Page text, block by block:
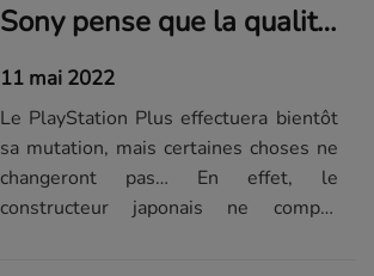
Sony pense que la qualité de ses jeux diminuerait en suivant le modèle du Xbox Game Pass
11 mai 2022
Le PlayStation Plus effectuera bientôt
sa mutation, mais certaines choses ne
changeront pas… En effet, le
constructeur japonais ne compte